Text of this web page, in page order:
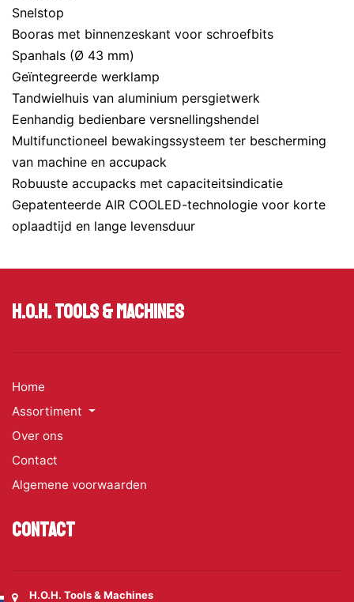
Snelstop
Booras met binnenzeskant voor schroefbits
Spanhals (Ø 43 mm)
Geïntegreerde werklamp
Tandwielhuis van aluminium persgietwerk
Eenhandig bedienbare versnellingshendel
Multifunctioneel bewakingssysteem ter bescherming
van machine en accupack
Robuuste accupacks met capaciteitsindicatie
Gepatenteerde AIR COOLED-technologie voor korte
oplaadtijd en lange levensduur
H.O.H. Tools & Machines
Home
Assortiment
Over ons
Contact
Algemene voorwaarden
Contact
H.O.H. Tools & Machines